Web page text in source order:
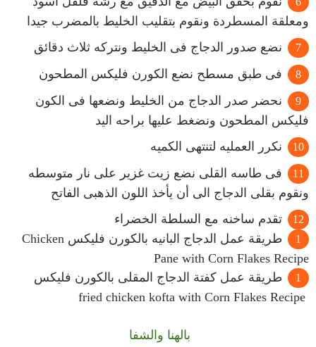
ومعلقة المسطردة ونقوم بتقليب الخليط بالمضرب جيدا
نضع صدور الدجاج فى الخليط ونتركه ثلاث دقائق
فى طبق مسطح نضع الكورن فليكس المطحون
نحضر صدر الدجاج من الخليط ونضعها فى الكون
فليكس المطحون ونضغط عليها براحه اليد
نكرر العمليه لتنتهى الكميه
فى طاسه القلى نضع زيت غزير على نار متوسطه
ونقوم بقلى الدجاج الى أن يأخذ اللون الذهبى الفاتح
تقدم ساخنه مع السلطة الخضراء
طريقة عمل الدجاج البانيه بالكورن فليكس Chicken
Pane with Corn Flakes Recipe
طريقة عمل كفتة الدجاج المقلى بالكورن فليكس
بالهنا والشفا